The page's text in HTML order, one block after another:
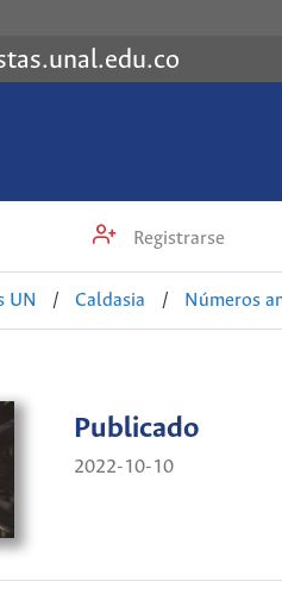
Registrarse
UN / Caldasia / Números
Publicado
2022-10-10